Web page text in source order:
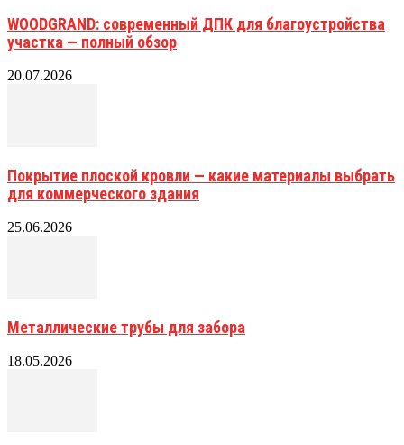
WOODGRAND: современный ДПК для благоустройства
участка — полный обзор
20.07.2026
Покрытие плоской кровли — какие материалы выбрать
для коммерческого здания
25.06.2026
Металлические трубы для забора
18.05.2026